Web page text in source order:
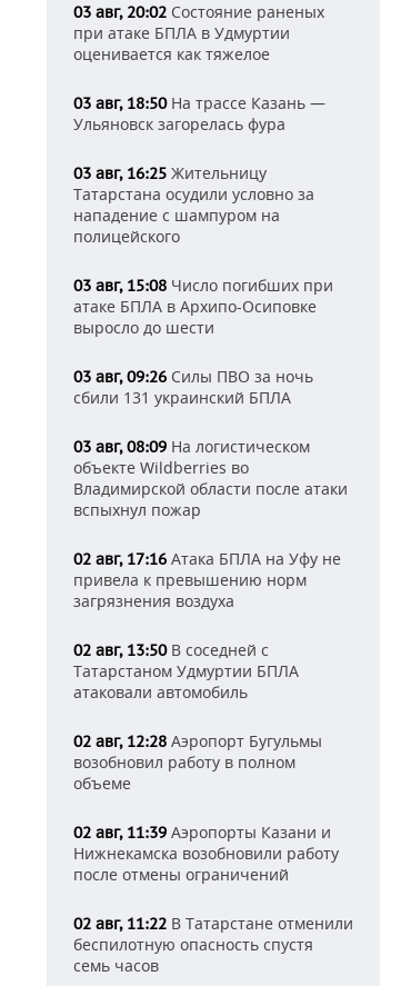
03 авг, 20:02 Состояние раненых
при атаке БПЛА в Удмуртии
оценивается как тяжелое
03 авг, 18:50На трассе Казань —
Ульяновск загорелась фура
03 авг, 16:25 Жительницу
Татарстана осудили условно за
нападение с шампуром на
полицейского
03 авг, 15:08 Число погибших при
атаке БПЛА в Архипо-Осиповке
выросло до шести
03 авг, 09:26 Силы ПВО за ночь
сбили 131 украинский БПЛА
03 авг, 08:09 На логистическом
объекте Wildberries во
Владимирской области после атаки
вспыхнул пожар
02 авг, 17:16 Атака БПЛА на Уфу не
привела к превышению норм
загрязнения воздуха
02 авг, 13:50В соседней с
Татарстаном Удмуртии БПЛА
атаковали автомобиль
02 авг, 12:28 Аэропорт Бугульмы
возобновил работу в полном
объеме
02 авг, 11:39 Аэропорты Казани и
Нижнекамска возобновили работу
после отмены ограничений
02 авг, 11:22 В Татарстане отменили
беспилотную опасность спустя
семь часов